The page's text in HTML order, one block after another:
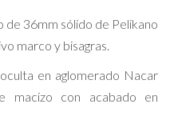
de 36mm sólido de Pelikano
marco y bisagras.
en aglomerado Nacar
macizo con acabado en